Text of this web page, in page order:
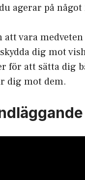
agerar på
att vara
dig mot
för att sätta dig
dig mot dem.